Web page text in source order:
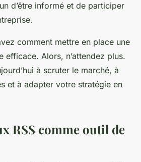
d’être informé et de participer
comment mettre en place une
efficace. Alors, n’attendez plus.
à scruter le marché, à
et à adapter votre stratégie en
RSS comme outil de